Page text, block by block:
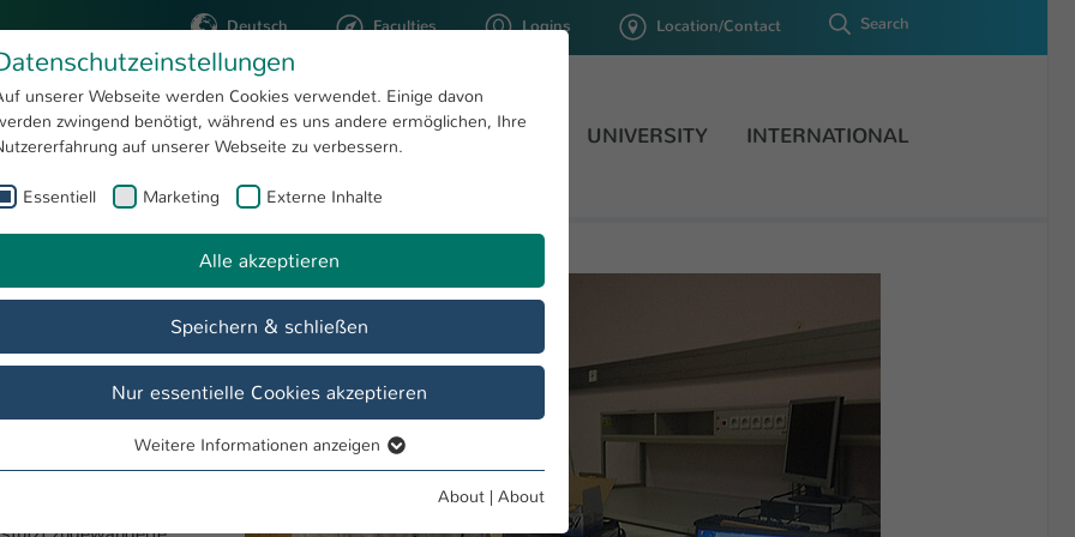
Deutsch Faculties Logins Location/Contact Search
STUDYING RESEARCH UNIVERSITY INTERNATIONAL
Institut EQUAL News Zertifikate für eine berufliche Zukunft
für Geflüchtete und
zieht positive
erfolgreich in den
der Türkei und weiteren
Kaiserslautern
des Hochschul-
unserer Webseite werden Cookies verwendet. Einige davon
zwingend benötigt, während es uns andere ermöglichen, Ihre
auf unserer Webseite zu verbessern.
Essentiell Marketing Externe Inhalte
Alle akzeptieren
Speichern & schließen
Nur essentielle Cookies akzeptieren
Essentielle Cookies werden für grundlegende Funktionen der
Weitere Informationen anzeigen
About | About